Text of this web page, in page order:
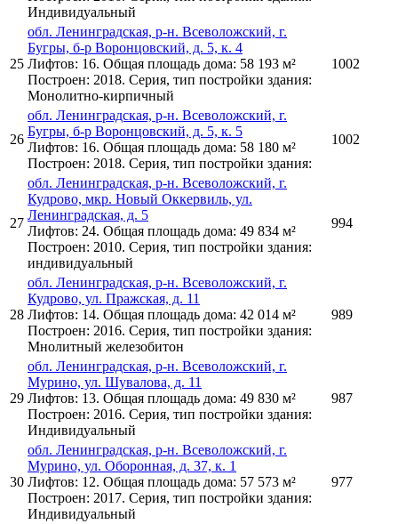
Индивидуальный
25
обл. Ленинградская, р-н. Всеволожский, г.
Бугры, б-р Воронцовский, д. 5, к. 4
Лифтов: 16. Общая площадь дома: 58 193 м²
Построен: 2018. Серия, тип постройки здания:
Монолитно-кирпичный
1002
26
обл. Ленинградская, р-н. Всеволожский, г.
Бугры, б-р Воронцовский, д. 5, к. 5
Лифтов: 16. Общая площадь дома: 58 180 м²
Построен: 2018. Серия, тип постройки здания:
1002
27
обл. Ленинградская, р-н. Всеволожский, г.
Кудрово, мкр. Новый Оккервиль, ул.
Ленинградская, д. 5
Лифтов: 24. Общая площадь дома: 49 834 м²
Построен: 2010. Серия, тип постройки здания:
индивидуальный
994
28
обл. Ленинградская, р-н. Всеволожский, г.
Кудрово, ул. Пражская, д. 11
Лифтов: 14. Общая площадь дома: 42 014 м²
Построен: 2016. Серия, тип постройки здания:
Мнолитный железобитон
989
29
обл. Ленинградская, р-н. Всеволожский, г.
Мурино, ул. Шувалова, д. 11
Лифтов: 13. Общая площадь дома: 49 830 м²
Построен: 2016. Серия, тип постройки здания:
Индивидуальный
987
30
обл. Ленинградская, р-н. Всеволожский, г.
Мурино, ул. Оборонная, д. 37, к. 1
Лифтов: 12. Общая площадь дома: 57 573 м²
Построен: 2017. Серия, тип постройки здания:
Индивидуальный
977